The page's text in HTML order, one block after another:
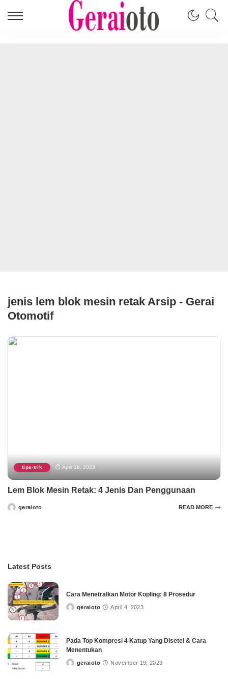
jenis lem blok mesin retak Arsip - Gerai
Otomotif
tips-trik April 16, 2023
Lem Blok Mesin Retak: 4 Jenis Dan Penggunaan
Postedgeraioto READ MORE
Latest Posts
Cara Menetralkan Motor Kopling: 8 Prosedur
Postedgeraioto April 4, 2023
Pada Top Kompresi 4 Katup Yang Disetel & Cara
Menentukan
Postedgeraioto November 19, 2023